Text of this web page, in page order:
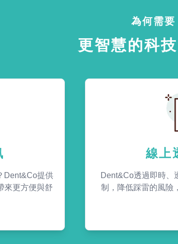
為何需
更智慧的科
Dent&Co提供
來更方便與舒
線上
Dent&Co透過即時、
制，降低踩雷的風險